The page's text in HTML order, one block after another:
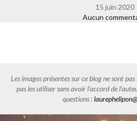
15 juin 2020
Aucun
Les images présentes sur ce blog ne sont
pas les utiliser sans avoir l'accord de
questions :